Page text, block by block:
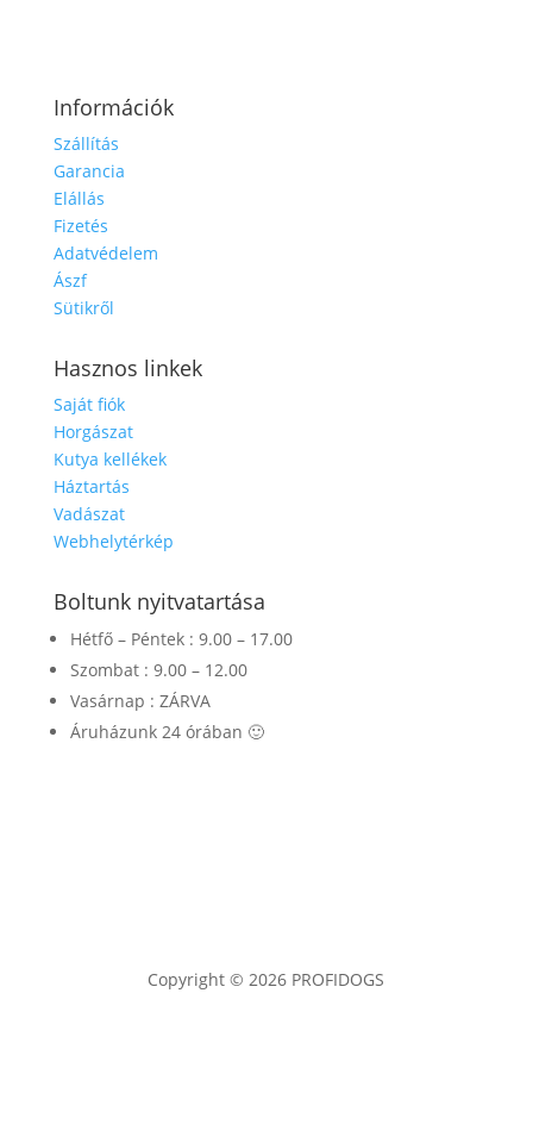
Információk
Szállítás
Garancia
Elállás
Fizetés
Adatvédelem
Ászf
Sütikről
Hasznos linkek
Saját fiók
Horgászat
Kutya kellékek
Háztartás
Vadászat
Webhelytérkép
Boltunk nyitvatartása
Hétfő – Péntek : 9.00 – 17.00
Szombat : 9.00 – 12.00
Vasárnap : ZÁRVA
Áruházunk 24 órában 🙂
Copyright © 2026 PROFIDOGS